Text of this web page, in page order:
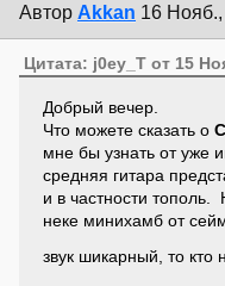
Автор Akkan 16
Цитата: j0ey_T от 15
Добрый вечер.
Что можете сказать о
мне бы узнать от уже
средняя гитара
и в частности
неке минихамб от
звук шикарный, то кто